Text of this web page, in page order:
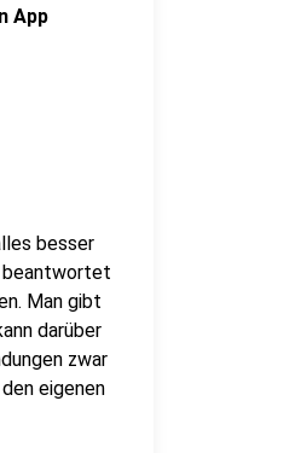
App
besser
beantwortet
Man gibt
darüber
zwar
eigenen